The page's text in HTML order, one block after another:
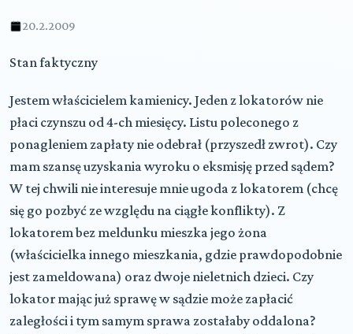
20.2.2009
Stan faktyczny
Jestem właścicielem kamienicy. Jeden z lokatorów nie
płaci czynszu od 4-ch miesięcy. Listu poleconego z
ponagleniem zapłaty nie odebrał (przyszedł zwrot). Czy
mam szansę uzyskania wyroku o eksmisję przed sądem?
W tej chwili nie interesuje mnie ugoda z lokatorem (chcę
się go pozbyć ze względu na ciągłe konflikty). Z
lokatorem bez meldunku mieszka jego żona
(właścicielka innego mieszkania, gdzie prawdopodobnie
jest zameldowana) oraz dwoje nieletnich dzieci. Czy
lokator mając już sprawę w sądzie może zapłacić
zaległości i tym samym sprawa zostałaby oddalona?